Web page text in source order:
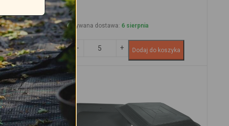
3.59zł
Przewidywana dostawa: 6 sierpnia
Dodaj do koszyka